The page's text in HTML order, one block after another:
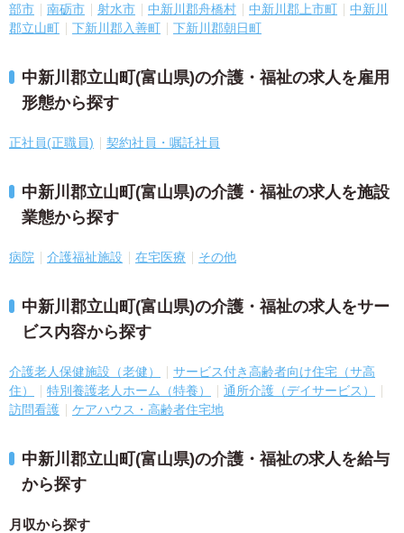
部市
南砺市 射水市 中新川郡舟橋村 中新川郡上市町
中新川
郡立山町
下新川郡入善町 下新川郡朝日町
中新川郡立山町(富山県)の介護・福祉の求人を雇用
形態から探す
正社員(正職員) 契約社員・嘱託社員
中新川郡立山町(富山県)の介護・福祉の求人を施設
業態から探す
病院 介護福祉施設 在宅医療 その他
中新川郡立山町(富山県)の介護・福祉の求人をサー
ビス内容から探す
介護老人保健施設（老健）
サービス付き高齢者向け住宅（サ高
住）
特別養護老人ホーム（特養）
通所介護（デイサービス）
訪問看護
ケアハウス・高齢者住宅地
中新川郡立山町(富山県)の介護・福祉の求人を給与
から探す
月収から探す